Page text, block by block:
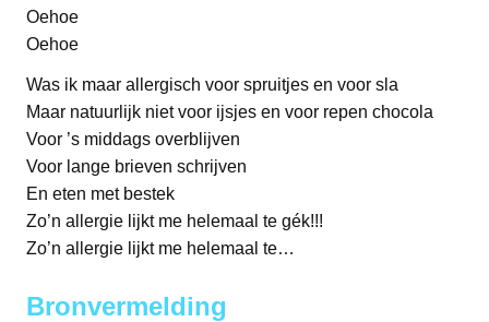
Oehoe
Oehoe
Was ik maar allergisch voor spruitjes en voor sla
Maar natuurlijk niet voor ijsjes en voor repen chocola
Voor ’s middags overblijven
Voor lange brieven schrijven
En eten met bestek
Zo’n allergie lijkt me helemaal te gék!!!
Zo’n allergie lijkt me helemaal te…
Bronvermelding